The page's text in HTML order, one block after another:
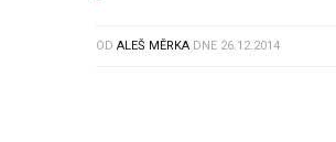
OD ALEŠ MĚRKA DNE 26.12.2014